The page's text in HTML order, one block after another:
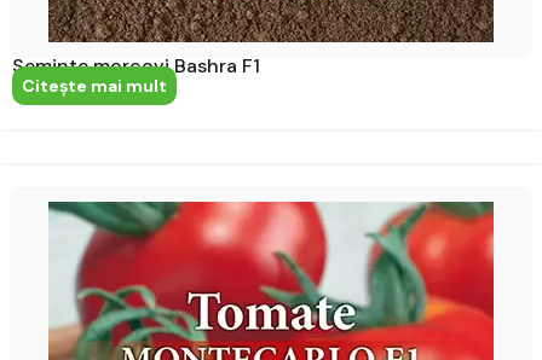
Seminte morcovi Bashra F1
Citeşte mai mult